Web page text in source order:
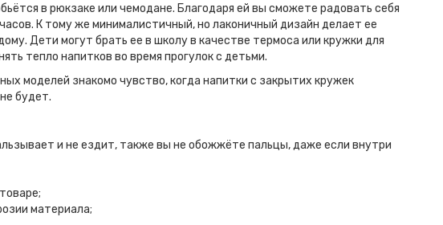
в рюкзаке или чемодане. Благодаря ей вы сможете радовать себя
К тому же минималистичный, но лаконичный дизайн делает ее
Дети могут брать ее в школу в качестве термоса или кружки для
тепло напитков во время прогулок с детьми.
моделей знакомо чувство, когда напитки с закрытих кружек
будет.
и не ездит, также вы не обожжёте пальцы, даже если внутри
материала;